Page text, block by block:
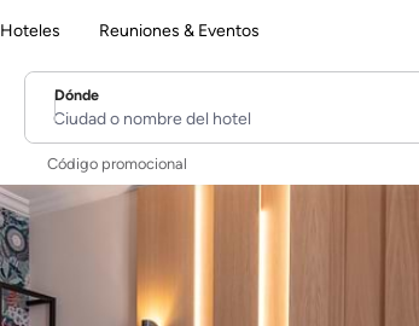
Hoteles Reuniones & Eventos
Dónde
Ciudad o nombre del hotel
Código promocional